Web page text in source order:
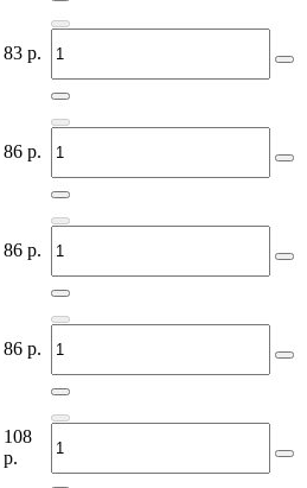
83 р.
86 р.
86 р.
86 р.
108
р.